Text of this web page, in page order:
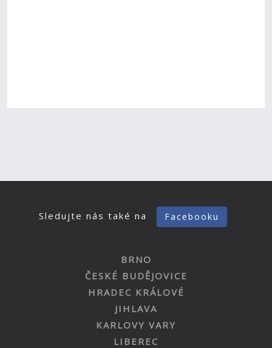
Sledujte nás také na Facebooku
BRNO
ČESKÉ BUDĚJOVICE
HRADEC KRÁLOVÉ
JIHLAVA
KARLOVY VARY
LIBEREC